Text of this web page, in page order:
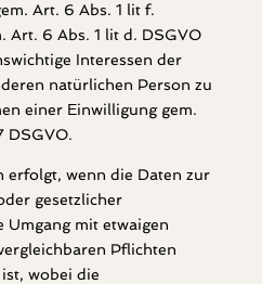
Art. 6 Abs. 1 lit f.
Art. 6 Abs. 1 lit d. DSGVO
Interessen der
natürlichen Person zu
einer Einwilligung gem.
DSGVO.
erfolgt, wenn die Daten zur
gesetzlicher
Umgang mit etwaigen
Pflichten
wobei die